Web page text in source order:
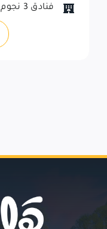
فنادق 3 نجوم
المزيد